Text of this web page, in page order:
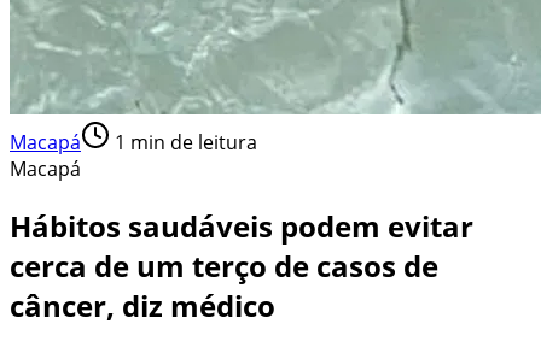
Macapá 1 min de leitura
Macapá
Hábitos saudáveis podem evitar
cerca de um terço de casos de
câncer, diz médico